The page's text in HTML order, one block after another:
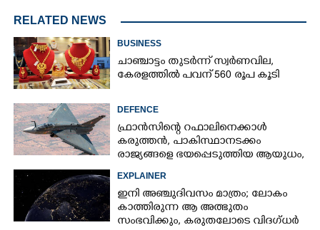
RELATED NEWS
BUSINESS
ചാഞ്ചാട്ടം തുടർന്ന് സ്വർണവില,
കേരളത്തിൽ പവന് 560 രൂപ കൂടി
DEFENCE
ഫ്രാൻസിന്റെ റഫാലിനെക്കാൾ
കരുത്തൻ,​ പാകിസ്ഥാനടക്കം
രാജ്യങ്ങളെ ഭയപ്പെടുത്തിയ ആയുധം,​
ഇന്ത്യ നിർമ്മിച്ച എണ്ണം 100ലേക്ക്
EXPLAINER
ഇനി അഞ്ചുദിവസം മാത്രം; ലോകം
കാത്തിരുന്ന ആ അത്ഭുതം
സംഭവിക്കും, കരുതലോടെ വിദഗ്ധർ